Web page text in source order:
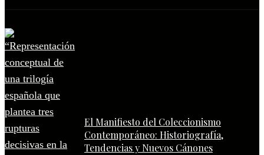
El Manifiesto del Coleccionismo
Contemporáneo: Historiografía,
Tendencias y Nuevos Cánones